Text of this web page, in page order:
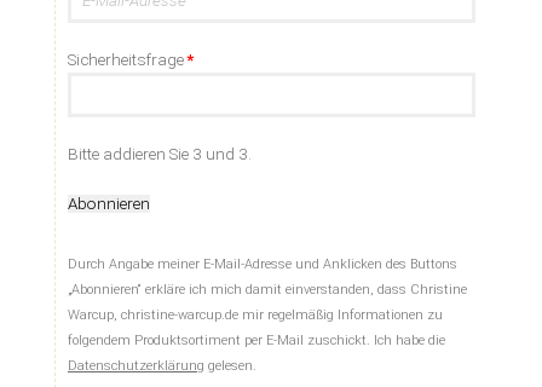
Pflichtfeld
Sicherheitsfrage*
Bitte addieren Sie 3 und 3.
Abonnieren
Durch Angabe meiner E-Mail-Adresse und Anklicken des Buttons
„Abonnieren“ erkläre ich mich damit einverstanden, dass Christine
Warcup, christine-warcup.de mir regelmäßig Informationen zu
folgendem Produktsortiment per E-Mail zuschickt. Ich habe die
Datenschutzerklärung gelesen.